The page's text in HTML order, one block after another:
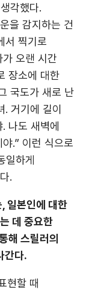
각했다.
을 감지하는 건
서 찍기로
오랜 시간
장소에 대한
국도가 새로 난
. 거기에 길이
나도 새벽에
.” 이런 식으로
일하게
.
일본인에 대한
데 중요한
해 스릴러의
간다.
현할 때